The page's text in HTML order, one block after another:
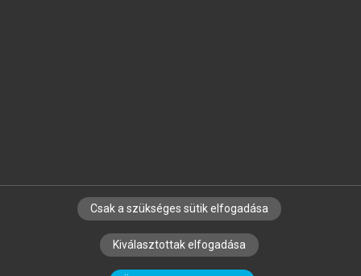
SZERZŐKNEK CÉGEKNEK KÖNYVTÁROSOKNAK
SZERKESZTÉSI ÉS LEKTORÁLÁSI ALAPELVEK
Csak a szükséges sütik elfogadása
Kiválasztottak elfogadása